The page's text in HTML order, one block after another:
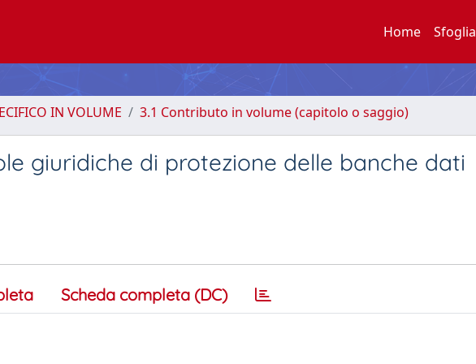
Home Sfoglia
IN VOLUME 3.1 Contributo in volume (capitolo o saggio)
giuridiche di protezione delle banche dati
Scheda completa (DC)